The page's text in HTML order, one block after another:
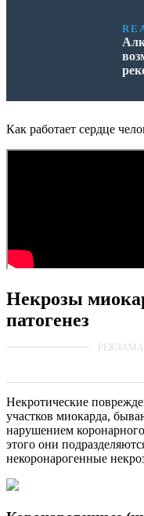
Как работает сердце
Некрозы
патогенез
Некротические
участков миокарда,
нарушением
этого они
некоронарогенные